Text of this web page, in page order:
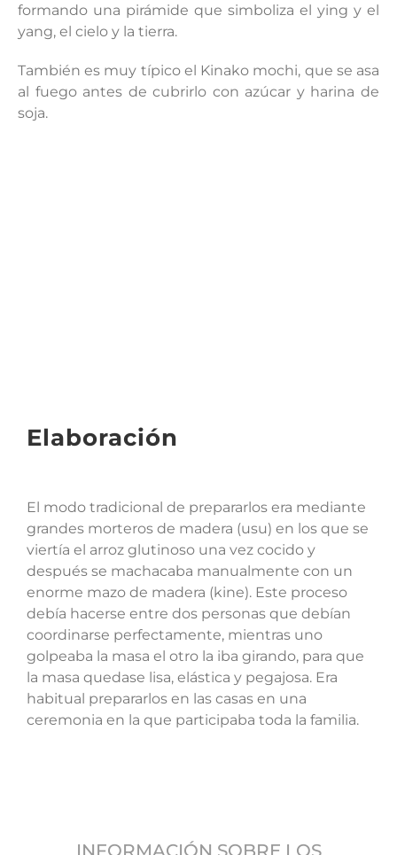
formando una pirámide que simboliza el ying y el
yang, el cielo y la tierra.
También es muy típico el Kinako mochi, que se asa
al fuego antes de cubrirlo con azúcar y harina de
soja.
Elaboración
El modo tradicional de prepararlos era mediante
grandes morteros de madera (usu) en los que se
viertía el arroz glutinoso una vez cocido y
después se machacaba manualmente con un
enorme mazo de madera (kine). Este proceso
debía hacerse entre dos personas que debían
coordinarse perfectamente, mientras uno
golpeaba la masa el otro la iba girando, para que
la masa quedase lisa, elástica y pegajosa. Era
habitual prepararlos en las casas en una
ceremonia en la que participaba toda la familia.
INFORMACIÓN SOBRE LOS